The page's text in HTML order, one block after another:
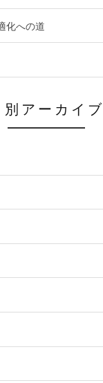
化への道
別アーカイブ